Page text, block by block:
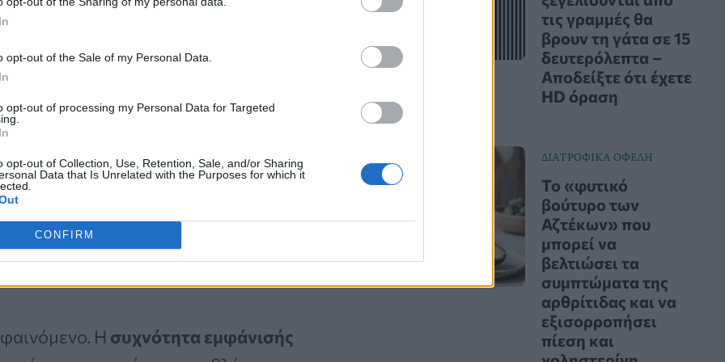
opt-out of the Sale of my Personal Data.
opt-out of processing my Personal Data for Targeted
opt-out of Collection, Use, Retention, Sale, and/or Sharing
Data that Is Unrelated with the Purposes for which it
CONFIRM
σε κάποια πάθηση;
και ο πόνος οφείλονται
είτε να θεραπευτούν είτε
να κοιμάται και να ξυπνά
Η συχνότητα εμφάνισής
τις γραμμές θα
βρουν τη γάτα σε 15
δευτερόλεπτα –
Αποδείξτε ότι έχετε
HD όραση
ΔΙΑΤΡΟΦΙΚΑ ΟΦΕΛΗ
Το «φυτικό
βούτυρο των
Αζτέκων» που
μπορεί να
βελτιώσει τα
συμπτώματα της
αρθρίτιδας και να
εξισορροπήσει
πίεση και